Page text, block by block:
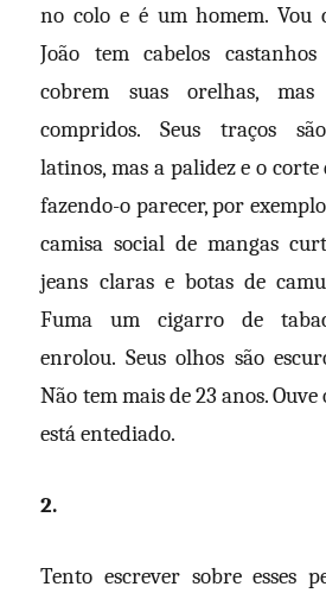
no colo e é um homem. Vou
João tem cabelos
cobrem suas orelhas,
compridos. Seus traços
latinos, mas a palidez e o
fazendo-o parecer, por
camisa social de mangas
jeans claras e botas de
Fuma um cigarro de
enrolou. Seus olhos são
Não tem mais de 23 anos.
está entediado.
2.
Tento escrever sobre esses